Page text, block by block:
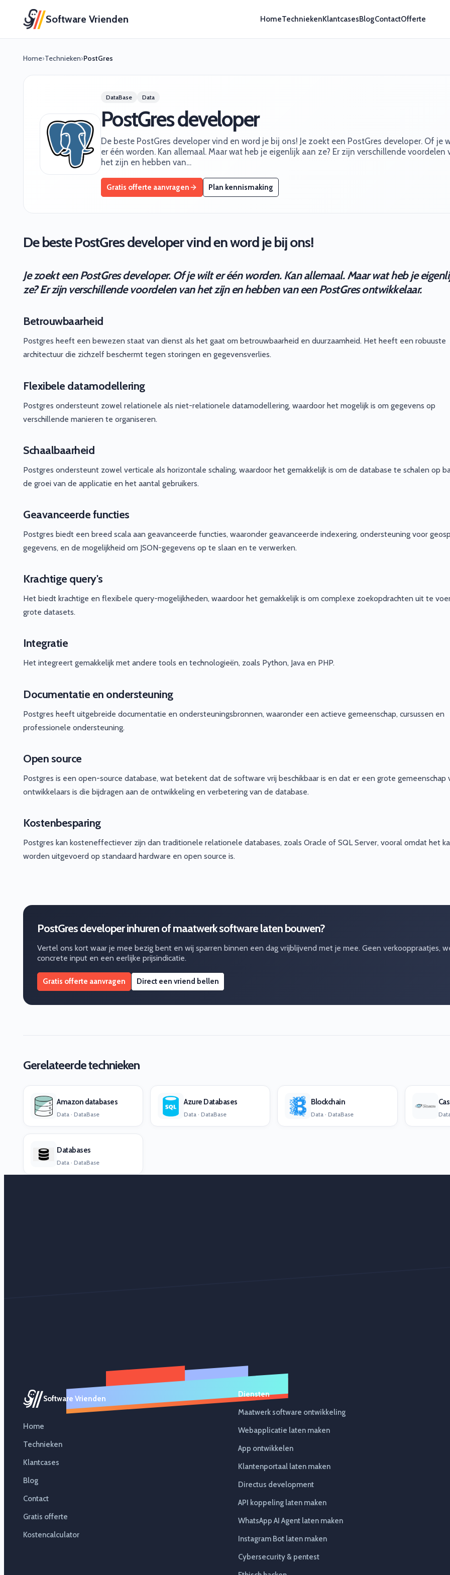
Software Vrienden HomeTechniekenKlantcasesBlogContactOfferte
Home›Technieken›PostGres
DataBase Data
PostGres developer
De beste PostGres developer vind en word je bij ons! Je zoekt een PostGres developer. Of je
er één worden. Kan allemaal. Maar wat heb je eigenlijk aan ze? Er zijn verschillende voordelen
het zijn en hebben van…
Gratis offerte aanvragen Plan kennismaking
De beste PostGres developer vind en word je bij ons!
Je zoekt een PostGres developer. Of je wilt er één worden. Kan allemaal. Maar wat heb je
ze? Er zijn verschillende voordelen van het zijn en hebben van een PostGres ontwikkelaar.
Betrouwbaarheid
Postgres heeft een bewezen staat van dienst als het gaat om betrouwbaarheid en duurzaamheid. Het heeft een robuuste
architectuur die zichzelf beschermt tegen storingen en gegevensverlies.
Flexibele datamodellering
Postgres ondersteunt zowel relationele als niet-relationele datamodellering, waardoor het mogelijk is om gegevens op
verschillende manieren te organiseren.
Schaalbaarheid
Postgres ondersteunt zowel verticale als horizontale schaling, waardoor het gemakkelijk is om de database te schalen op
de groei van de applicatie en het aantal gebruikers.
Geavanceerde functies
Postgres biedt een breed scala aan geavanceerde functies, waaronder geavanceerde indexering, ondersteuning voor
gegevens, en de mogelijkheid om JSON-gegevens op te slaan en te verwerken.
Krachtige query's
Het biedt krachtige en flexibele query-mogelijkheden, waardoor het gemakkelijk is om complexe zoekopdrachten uit te
grote datasets.
Integratie
Het integreert gemakkelijk met andere tools en technologieën, zoals Python, Java en PHP.
Documentatie en ondersteuning
Postgres heeft uitgebreide documentatie en ondersteuningsbronnen, waaronder een actieve gemeenschap, cursussen en
professionele ondersteuning.
Open source
Postgres is een open-source database, wat betekent dat de software vrij beschikbaar is en dat er een grote gemeenschap
ontwikkelaars is die bijdragen aan de ontwikkeling en verbetering van de database.
Kostenbesparing
Postgres kan kosteneffectiever zijn dan traditionele relationele databases, zoals Oracle of SQL Server, vooral omdat het
worden uitgevoerd op standaard hardware en open source is.
PostGres developer inhuren of maatwerk software laten bouwen?
Vertel ons kort waar je mee bezig bent en wij sparren binnen een dag vrijblijvend met je mee. Geen verkooppraatjes,
concrete input en een eerlijke prijsindicatie.
Gratis offerte aanvragen Direct een vriend bellen
Gerelateerde technieken
Amazon databases
Data · DataBase
Azure Databases
Data · DataBase
Blockchain
Data · DataBase
Databases
Data · DataBase
Software Vrienden
Home
Technieken
Klantcases
Blog
Contact
Gratis offerte
Kostencalculator
Diensten
Maatwerk software ontwikkeling
Webapplicatie laten maken
App ontwikkelen
Klantenportaal laten maken
Directus development
API koppeling laten maken
WhatsApp AI Agent laten maken
Instagram Bot laten maken
Cybersecurity & pentest